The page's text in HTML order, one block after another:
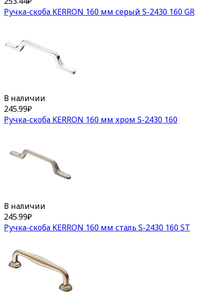
Ручка-скоба KERRON 160 мм серый S-2430 160 GR
В наличии
245.99₽
Ручка-скоба KERRON 160 мм хром S-2430 160
В наличии
245.99₽
Ручка-скоба KERRON 160 мм сталь S-2430 160 ST